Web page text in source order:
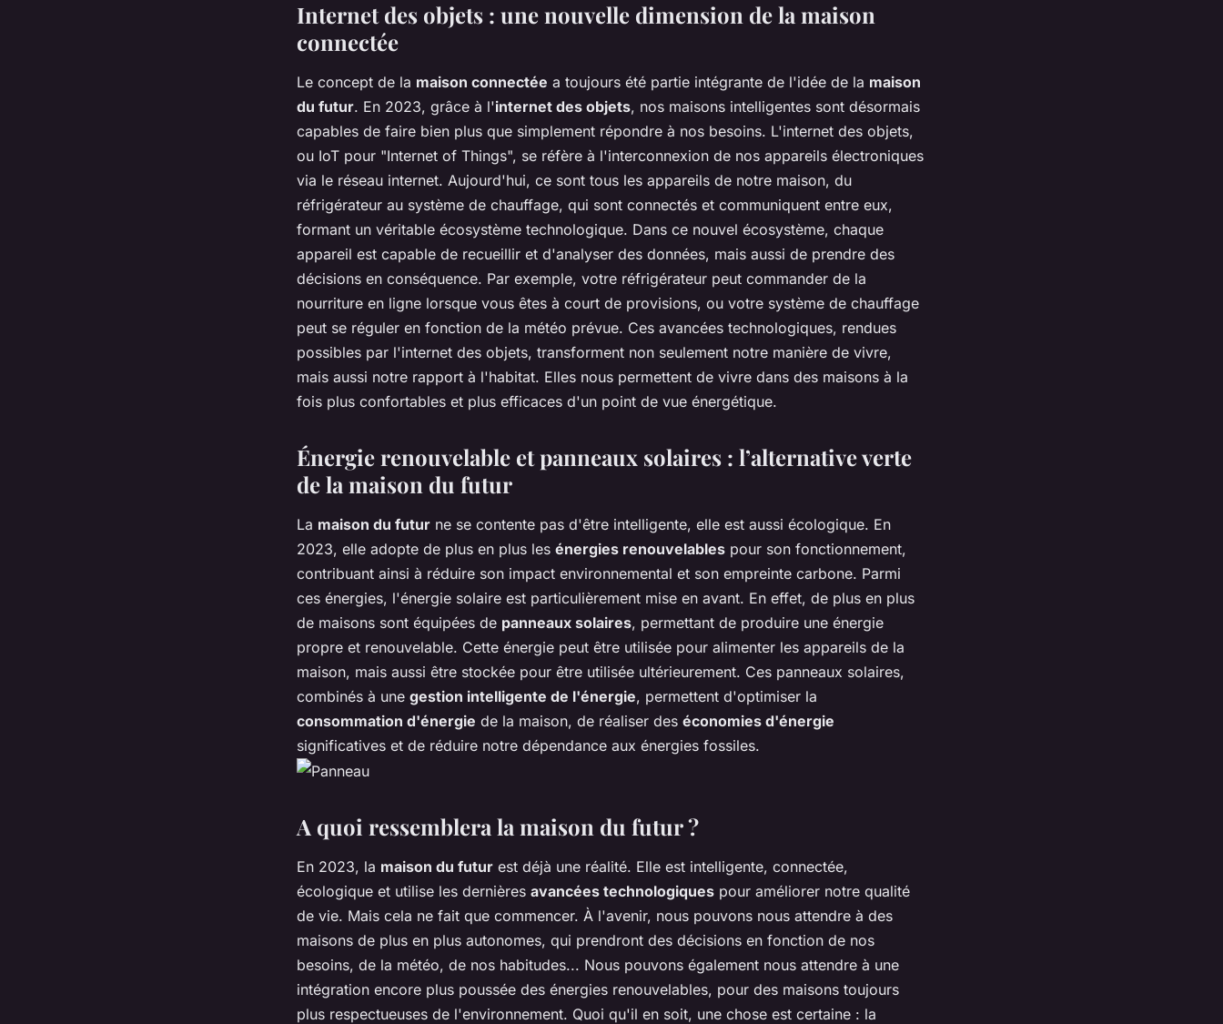
Internet des objets : une nouvelle dimension de la maison
connectée
Le concept de la maison connectée a toujours été partie intégrante de l'idée de la maison
du futur. En 2023, grâce à l'internet des objets, nos maisons intelligentes sont désormais
capables de faire bien plus que simplement répondre à nos besoins. L'internet des objets,
ou IoT pour "Internet of Things", se réfère à l'interconnexion de nos appareils électroniques
via le réseau internet. Aujourd'hui, ce sont tous les appareils de notre maison, du
réfrigérateur au système de chauffage, qui sont connectés et communiquent entre eux,
formant un véritable écosystème technologique. Dans ce nouvel écosystème, chaque
appareil est capable de recueillir et d'analyser des données, mais aussi de prendre des
décisions en conséquence. Par exemple, votre réfrigérateur peut commander de la
nourriture en ligne lorsque vous êtes à court de provisions, ou votre système de chauffage
peut se réguler en fonction de la météo prévue. Ces avancées technologiques, rendues
possibles par l'internet des objets, transforment non seulement notre manière de vivre,
mais aussi notre rapport à l'habitat. Elles nous permettent de vivre dans des maisons à la
fois plus confortables et plus efficaces d'un point de vue énergétique.
Énergie renouvelable et panneaux solaires : l’alternative verte
de la maison du futur
La maison du futur ne se contente pas d'être intelligente, elle est aussi écologique. En
2023, elle adopte de plus en plus les énergies renouvelables pour son fonctionnement,
contribuant ainsi à réduire son impact environnemental et son empreinte carbone. Parmi
ces énergies, l'énergie solaire est particulièrement mise en avant. En effet, de plus en plus
de maisons sont équipées de panneaux solaires, permettant de produire une énergie
propre et renouvelable. Cette énergie peut être utilisée pour alimenter les appareils de la
maison, mais aussi être stockée pour être utilisée ultérieurement. Ces panneaux solaires,
combinés à une gestion intelligente de l'énergie, permettent d'optimiser la
consommation d'énergie de la maison, de réaliser des économies d'énergie
significatives et de réduire notre dépendance aux énergies fossiles.
A quoi ressemblera la maison du futur ?
En 2023, la maison du futur est déjà une réalité. Elle est intelligente, connectée,
écologique et utilise les dernières avancées technologiques pour améliorer notre qualité
de vie. Mais cela ne fait que commencer. À l'avenir, nous pouvons nous attendre à des
maisons de plus en plus autonomes, qui prendront des décisions en fonction de nos
besoins, de la météo, de nos habitudes... Nous pouvons également nous attendre à une
intégration encore plus poussée des énergies renouvelables, pour des maisons toujours
plus respectueuses de l'environnement. Quoi qu'il en soit, une chose est certaine : la